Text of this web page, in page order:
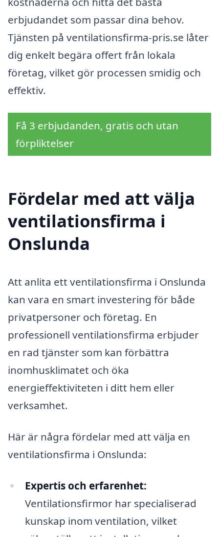
erbjudandet som passar dina behov.
Tjänsten på ventilationsfirma-pris.se låter
dig enkelt begära offert från lokala
företag, vilket gör processen smidig och
effektiv.
Få 3 erbjudanden, gratis och utan
förpliktelser
Fördelar med att välja
ventilationsfirma i
Onslunda
Att anlita ett ventilationsfirma i Onslunda
kan vara en smart investering för både
privatpersoner och företag. En
professionell ventilationsfirma erbjuder
en rad tjänster som kan förbättra
inomhusklimatet och öka
energieffektiviteten i ditt hem eller
verksamhet.
Här är några fördelar med att välja en
ventilationsfirma i Onslunda:
Expertis och erfarenhet:
Ventilationsfirmor har specialiserad
kunskap inom ventilation, vilket